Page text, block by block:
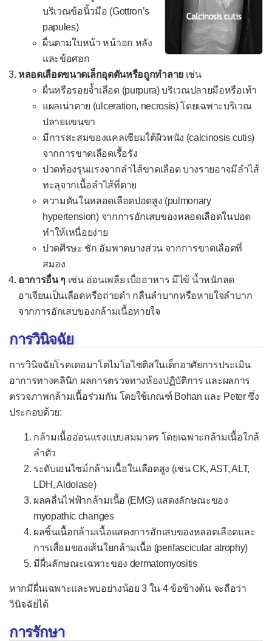
บริเวณข้อนิ้วมือ (Gottron’s
papules)
ผื่นตามใบหน้า หน้าอก หลัง
และข้อศอก
หลอดเลือดขนาดเล็กอุดตันหรือถูกทำลาย เช่น
ผื่นหรือรอยจ้ำเลือด (purpura) บริเวณปลายมือหรือเท้า
แผลเน่าตาย (ulceration, necrosis) โดยเฉพาะบริเวณ
ปลายแขนขา
มีการสะสมของแคลเซียมใต้ผิวหนัง (calcinosis cutis)
จากการขาดเลือดเรื้อรัง
ปวดท้องรุนแรงจากลำไส้ขาดเลือด บางรายอาจมีลำไส้
ทะลุจากเนื้อลำไส้ที่ตาย
ความดันในหลอดเลือดปอดสูง (pulmonary
hypertension) จากการอักเสบของหลอดเลือดในปอด
ทำให้เหนื่อยง่าย
ปวดศีรษะ ชัก อัมพาตบางส่วน จากการขาดเลือดที่
สมอง
อาการอื่น ๆ เช่น อ่อนเพลีย เบื่ออาหาร มีไข้ น้ำหนักลด
อาเจียนเป็นเลือดหรือถ่ายดำ กลืนลำบากหรือหายใจลำบาก
จากการอักเสบของกล้ามเนื้อหายใจ
การวินิจฉัย
การวินิจฉัยโรคเดอมาโตไมโอไซติสในเด็กอาศัยการประเมิน
อาการทางคลินิก ผลการตรวจทางห้องปฏิบัติการ และผลการ
ตรวจภาพกล้ามเนื้อร่วมกัน โดยใช้เกณฑ์ Bohan และ Peter ซึ่ง
ประกอบด้วย:
กล้ามเนื้ออ่อนแรงแบบสมมาตร โดยเฉพาะกล้ามเนื้อใกล้
ลำตัว
ระดับเอนไซม์กล้ามเนื้อในเลือดสูง (เช่น CK, AST, ALT,
LDH, Aldolase)
ผลคลื่นไฟฟ้ากล้ามเนื้อ (EMG) แสดงลักษณะของ
myopathic changes
ผลชิ้นเนื้อกล้ามเนื้อแสดงการอักเสบของหลอดเลือดและ
การเสื่อมของเส้นใยกล้ามเนื้อ (perifascicular atrophy)
มีผื่นลักษณะเฉพาะของ dermatomyositis
หากมีผื่นเฉพาะและพบอย่างน้อย 3 ใน 4 ข้อข้างต้น จะถือว่า
วินิจฉัยได้
การรักษา